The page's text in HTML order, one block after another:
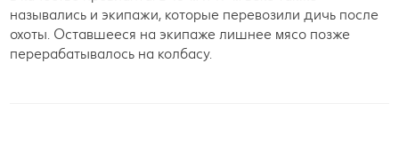
назывались и экипажи, которые перевозили дичь после
охоты. Оставшееся на экипаже лишнее мясо позже
перерабатывалось на колбасу.